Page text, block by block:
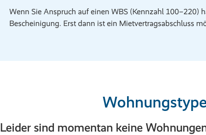
Wenn Sie Anspruch auf einen WBS (Kennzahl
Bescheinigung. Erst dann ist ein Mietvertragsabschluss
Leider sind momentan keine